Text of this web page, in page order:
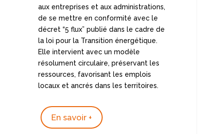
aux entreprises et aux administrations,
de se mettre en conformité avec le
décret “5 flux” publié dans le cadre de
la loi pour la Transition énergétique.
Elle intervient avec un modèle
résolument circulaire, préservant les
ressources, favorisant les emplois
locaux et ancrés dans les territoires.
En savoir +